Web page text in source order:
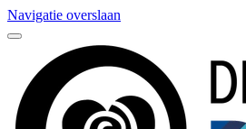
Navigatie overslaan